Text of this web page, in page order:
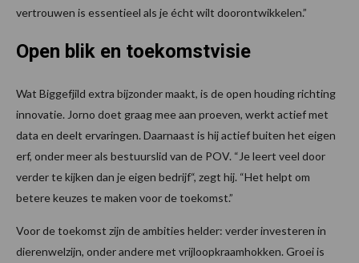
vertrouwen is essentieel als je écht wilt doorontwikkelen.”
Open blik en toekomstvisie
Wat Biggefjild extra bijzonder maakt, is de open houding richting
innovatie. Jorno doet graag mee aan proeven, werkt actief met
data en deelt ervaringen. Daarnaast is hij actief buiten het eigen
erf, onder meer als bestuurslid van de POV. “Je leert veel door
verder te kijken dan je eigen bedrijf“, zegt hij. “Het helpt om
betere keuzes te maken voor de toekomst.”
Voor de toekomst zijn de ambities helder: verder investeren in
dierenwelzijn, onder andere met vrijloopkraamhokken. Groei is